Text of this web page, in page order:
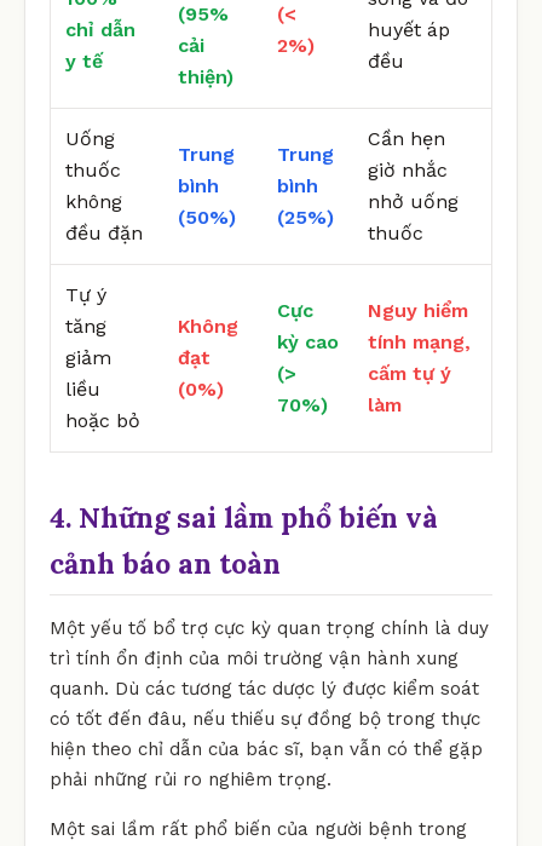
chỉ dẫn
y tế
(95%
cải
thiện)
(<
2%)
huyết áp
đều
Uống
thuốc
không
đều đặn
Trung
bình
(50%)
Trung
bình
(25%)
Cần hẹn
giờ nhắc
nhở uống
thuốc
Tự ý
tăng
giảm
liều
hoặc bỏ
Không
đạt
(0%)
Cực
kỳ cao
(>
70%)
Nguy hiểm
tính mạng,
cấm tự ý
làm
4. Những sai lầm phổ biến và
cảnh báo an toàn
Một yếu tố bổ trợ cực kỳ quan trọng chính là duy
trì tính ổn định của môi trường vận hành xung
quanh. Dù các tương tác dược lý được kiểm soát
có tốt đến đâu, nếu thiếu sự đồng bộ trong thực
hiện theo chỉ dẫn của bác sĩ, bạn vẫn có thể gặp
phải những rủi ro nghiêm trọng.
Một sai lầm rất phổ biến của người bệnh trong